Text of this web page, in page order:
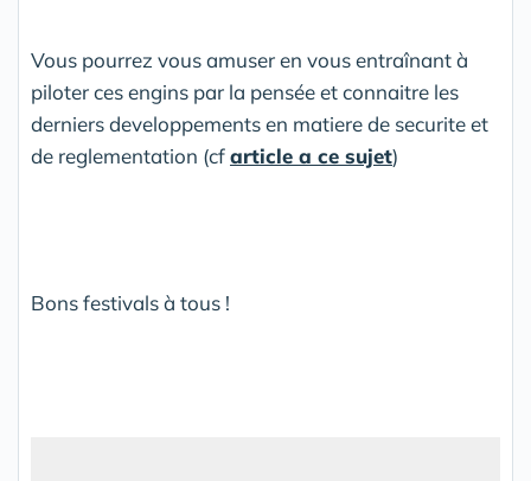
Vous pourrez vous amuser en vous entraînant à
piloter ces engins par la pensée et connaitre les
derniers developpements en matiere de securite et
de reglementation (cfarticle a ce sujet)
Bons festivals à tous !